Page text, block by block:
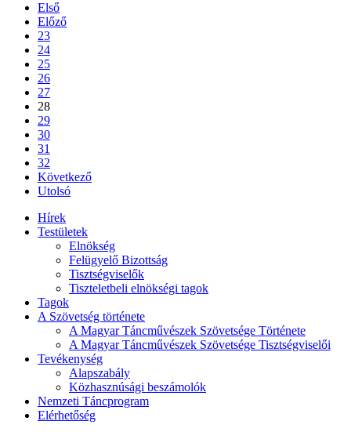
Első
Előző
23
24
25
26
27
28
29
30
31
32
Következő
Utolsó
Hírek
Testületek
Elnökség
Felügyelő Bizottság
Tisztségviselők
Tiszteletbeli elnökségi tagok
Tagok
A Szövetség története
A Magyar Táncművészek Szövetsége Története
A Magyar Táncművészek Szövetsége Tisztségviselői
Tevékenység
Alapszabály
Közhasznúsági beszámolók
Nemzeti Táncprogram
Elérhetőség